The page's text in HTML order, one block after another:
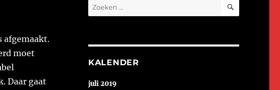
afgemaakt.
moet
Daar gaat
Zoeken
naar:
KALENDER
juli 2019